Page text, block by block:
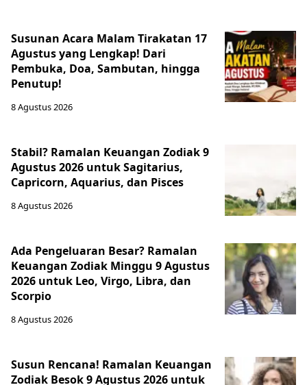
Susunan Acara Malam Tirakatan 17
Agustus yang Lengkap! Dari
Pembuka, Doa, Sambutan, hingga
Penutup!
8 Agustus 2026
Stabil? Ramalan Keuangan Zodiak 9
Agustus 2026 untuk Sagitarius,
Capricorn, Aquarius, dan Pisces
8 Agustus 2026
Ada Pengeluaran Besar? Ramalan
Keuangan Zodiak Minggu 9 Agustus
2026 untuk Leo, Virgo, Libra, dan
Scorpio
8 Agustus 2026
Susun Rencana! Ramalan Keuangan
Zodiak Besok 9 Agustus 2026 untuk